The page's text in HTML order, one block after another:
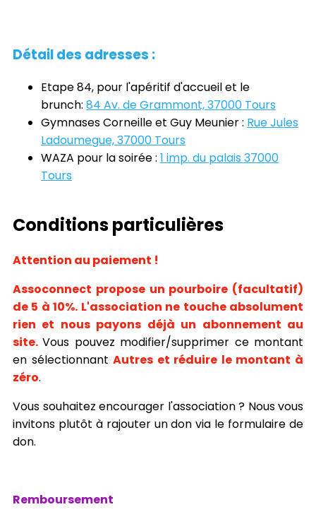
Détail des adresses :
Etape 84, pour l'apéritif d'accueil et le
brunch: 84 Av. de Grammont, 37000 Tours
Gymnases Corneille et Guy Meunier : Rue Jules
Ladoumegue, 37000 Tours
WAZA pour la soirée : 1 imp. du palais 37000
Tours
Conditions particulières
Attention au paiement !
Assoconnect propose un pourboire (facultatif)
de 5 à 10%. L'association ne touche absolument
rien et nous payons déjà un abonnement au
site. Vous pouvez modifier/supprimer ce montant
en sélectionnantAutres et réduire le montant à
zéro.
Vous souhaitez encourager l'association ? Nous vous
invitons plutôt à rajouter un don via le formulaire de
don.
Remboursement